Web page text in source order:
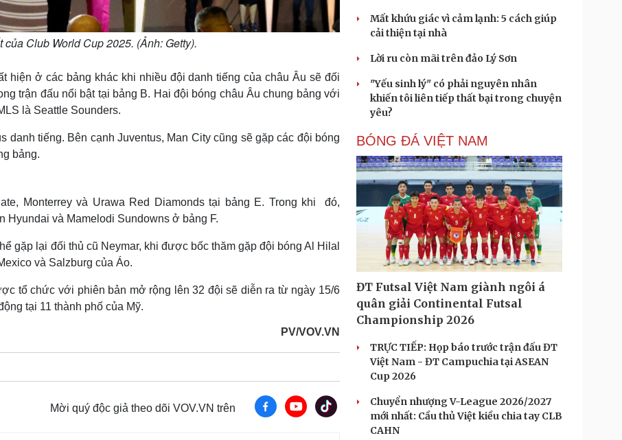
của Club World Cup 2025. (Ảnh: Getty).
hiện ở các bảng khác khi nhiều đội danh tiếng của châu Âu sẽ đối
trận đấu nổi bật tại bảng B. Hai đội bóng châu Âu chung bảng với
là Seattle Sounders.
danh tiếng. Bên cạnh Juventus, Man City cũng sẽ gặp các đội bóng
bảng.
Monterrey và Urawa Red Diamonds tại bảng E. Trong khi đó,
Hyundai và Mamelodi Sundowns ở bảng F.
gặp lại đối thủ cũ Neymar, khi được bốc thăm gặp đội bóng Al Hilal
và Salzburg của Áo.
tổ chức với phiên bản mở rộng lên 32 đội sẽ diễn ra từ ngày 15/6
tại 11 thành phố của Mỹ.
PV/VOV.VN
Mời quý độc giả theo dõi VOV.VN trên
Mất khứu giác vì cảm lạnh: 5 cách giúp
cải thiện tại nhà
Lời ru còn mãi trên đảo Lý Sơn
"Yếu sinh lý" có phải nguyên nhân
khiến tôi liên tiếp thất bại trong chuyện
yêu?
BÓNG ĐÁ VIỆT NAM
ĐT Futsal Việt Nam giành ngôi á
quân giải Continental Futsal
Championship 2026
TRỰC TIẾP: Họp báo trước trận đấu ĐT
Việt Nam - ĐT Campuchia tại ASEAN
Cup 2026
Chuyển nhượng V-League 2026/2027
mới nhất: Cầu thủ Việt kiều chia tay CLB
CAHN